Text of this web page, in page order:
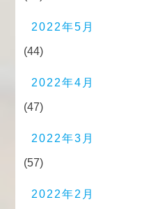
2022年5月
(44)
2022年4月
(47)
2022年3月
(57)
2022年2月